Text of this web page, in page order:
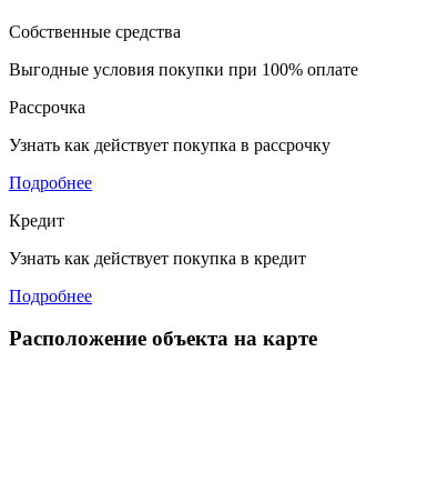
Собственные средства
Выгодные условия покупки при 100% оплате
Рассрочка
Узнать как действует покупка в рассрочку
Подробнее
Кредит
Узнать как действует покупка в кредит
Подробнее
Расположение объекта на карте